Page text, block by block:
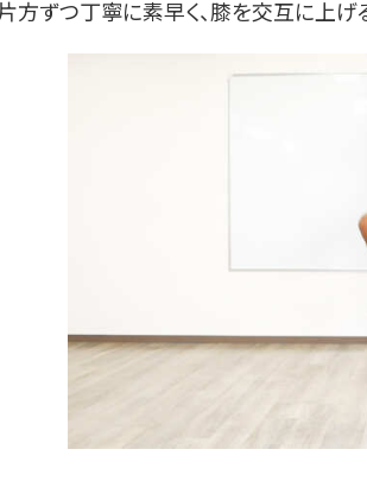
方ずつ丁寧に素早く、膝を交互に上げ